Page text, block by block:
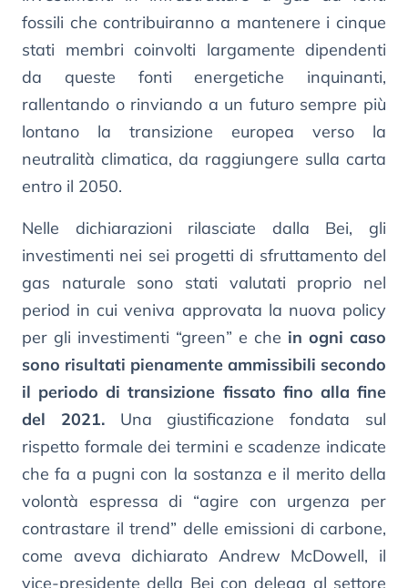
fossili che contribuiranno a mantenere i cinque
stati membri coinvolti largamente dipendenti
da queste fonti energetiche inquinanti,
rallentando o rinviando a un futuro sempre più
lontano la transizione europea verso la
neutralità climatica, da raggiungere sulla carta
entro il 2050.
Nelle dichiarazioni rilasciate dalla Bei, gli
investimenti nei sei progetti di sfruttamento del
gas naturale sono stati valutati proprio nel
period in cui veniva approvata la nuova policy
per gli investimenti “green” e che in ogni caso
sono risultati pienamente ammissibili secondo
il periodo di transizione fissato fino alla fine
del 2021. Una giustificazione fondata sul
rispetto formale dei termini e scadenze indicate
che fa a pugni con la sostanza e il merito della
volontà espressa di “agire con urgenza per
contrastare il trend” delle emissioni di carbone,
come aveva dichiarato Andrew McDowell, il
vice-presidente della Bei con delega al settore